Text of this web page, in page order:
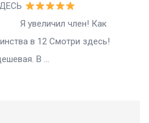
член! Как
в 12 Смотри здесь!
В ...